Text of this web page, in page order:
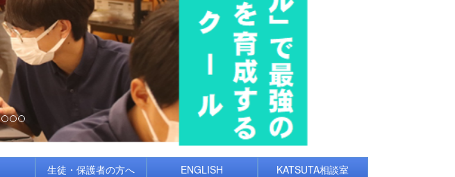
生徒・保護者の方へ ENGLISH KATSUTA相談室